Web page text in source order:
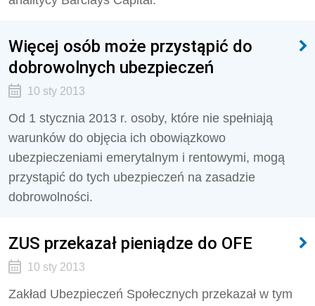
Więcej osób może przystąpić do
dobrowolnych ubezpieczeń
10 sty 2013
Od 1 stycznia 2013 r. osoby, które nie spełniają
warunków do objęcia ich obowiązkowo
ubezpieczeniami emerytalnym i rentowymi, mogą
przystąpić do tych ubezpieczeń na zasadzie
dobrowolności.
ZUS przekazał pieniądze do OFE
10 sty 2013
Zakład Ubezpieczeń Społecznych przekazał w tym